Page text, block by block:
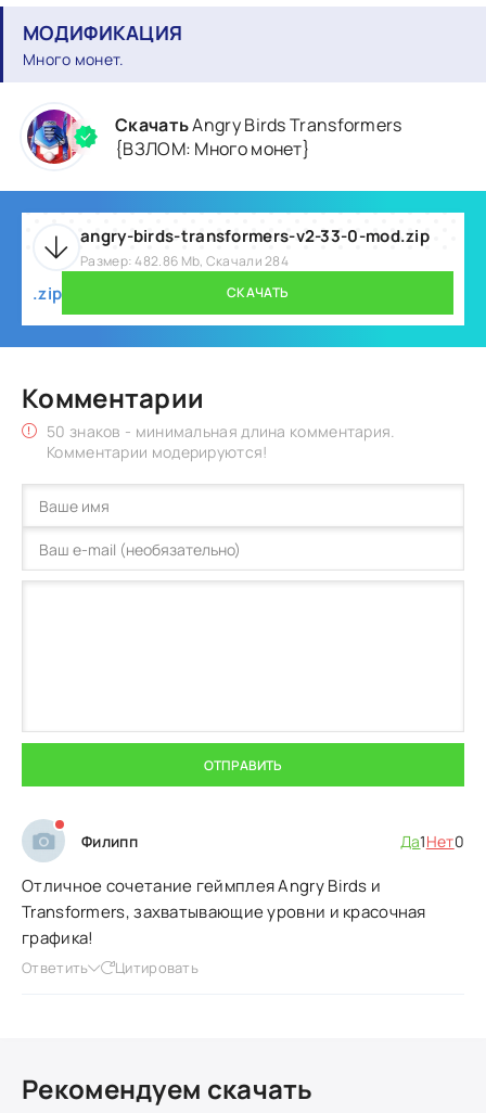
МОДИФИКАЦИЯ
Много монет.
СкачатьAngry Birds Transformers
{ВЗЛОМ: Много монет}
angry-birds-transformers-v2-33-0-mod.zip
Размер: 482.86 Mb, Скачали 284
.zip СКАЧАТЬ
Комментарии
50 знаков - минимальная длина комментария.
Комментарии модерируются!
ОТПРАВИТЬ
Филипп Да1Нет0
Отличное сочетание геймплея Angry Birds и
Transformers, захватывающие уровни и красочная
графика!
Ответить Цитировать
Рекомендуем скачать